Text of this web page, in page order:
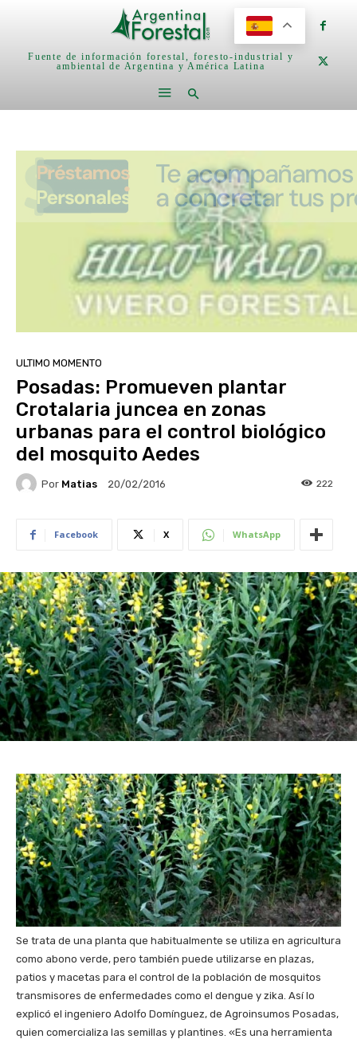
Fuente de información forestal, foresto-industrial y
ambiental de Argentina y América Latina
ULTIMO MOMENTO
Posadas: Promueven plantar
Crotalaria juncea en zonas
urbanas para el control biológico
del mosquito Aedes
Por Matias 20/02/2016 222
Facebook X WhatsApp
Se trata de una planta que habitualmente se utiliza en agricultura
como abono verde, pero también puede utilizarse en plazas,
patios y macetas para el control de la población de mosquitos
transmisores de enfermedades como el dengue y zika. Así lo
explicó el ingeniero Adolfo Domínguez, de Agroinsumos Posadas,
quien comercializa las semillas y plantines. «Es una herramienta